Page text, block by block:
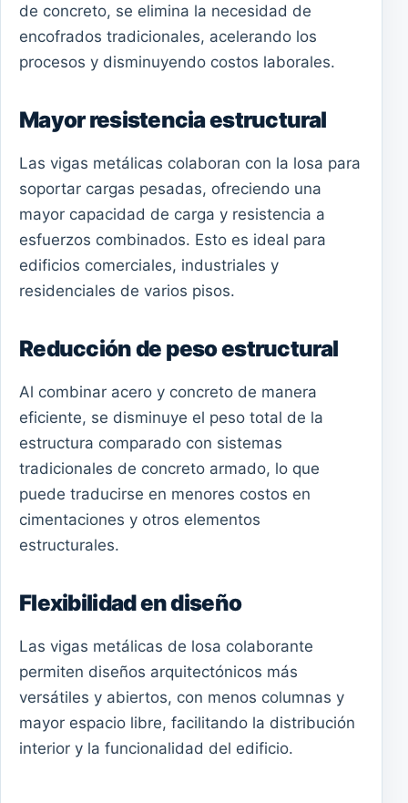
de concreto, se elimina la necesidad de
encofrados tradicionales, acelerando los
procesos y disminuyendo costos laborales.
Mayor resistencia estructural
Las vigas metálicas colaboran con la losa para
soportar cargas pesadas, ofreciendo una
mayor capacidad de carga y resistencia a
esfuerzos combinados. Esto es ideal para
edificios comerciales, industriales y
residenciales de varios pisos.
Reducción de peso estructural
Al combinar acero y concreto de manera
eficiente, se disminuye el peso total de la
estructura comparado con sistemas
tradicionales de concreto armado, lo que
puede traducirse en menores costos en
cimentaciones y otros elementos
estructurales.
Flexibilidad en diseño
Las vigas metálicas de losa colaborante
permiten diseños arquitectónicos más
versátiles y abiertos, con menos columnas y
mayor espacio libre, facilitando la distribución
interior y la funcionalidad del edificio.